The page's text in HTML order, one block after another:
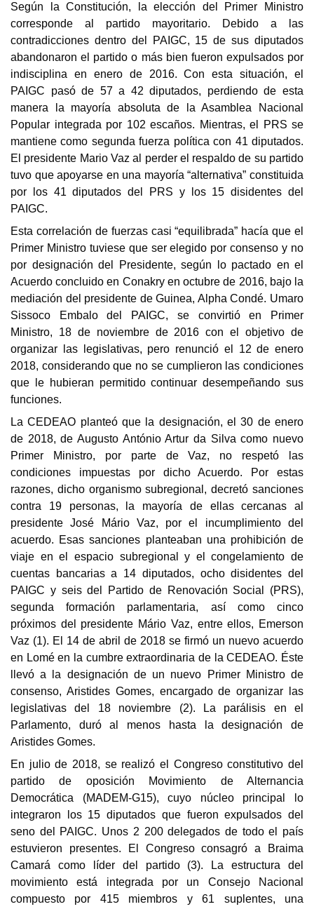
Según la Constitución, la elección del Primer Ministro
corresponde al partido mayoritario. Debido a las
contradicciones dentro del PAIGC, 15 de sus diputados
abandonaron el partido o más bien fueron expulsados por
indisciplina en enero de 2016. Con esta situación, el
PAIGC pasó de 57 a 42 diputados, perdiendo de esta
manera la mayoría absoluta de la Asamblea Nacional
Popular integrada por 102 escaños. Mientras, el PRS se
mantiene como segunda fuerza política con 41 diputados.
El presidente Mario Vaz al perder el respaldo de su partido
tuvo que apoyarse en una mayoría “alternativa” constituida
por los 41 diputados del PRS y los 15 disidentes del
PAIGC.
Esta correlación de fuerzas casi “equilibrada” hacía que el
Primer Ministro tuviese que ser elegido por consenso y no
por designación del Presidente, según lo pactado en el
Acuerdo concluido en Conakry en octubre de 2016, bajo la
mediación del presidente de Guinea, Alpha Condé. Umaro
Sissoco Embalo del PAIGC, se convirtió en Primer
Ministro, 18 de noviembre de 2016 con el objetivo de
organizar las legislativas, pero renunció el 12 de enero
2018, considerando que no se cumplieron las condiciones
que le hubieran permitido continuar desempeñando sus
funciones.
La CEDEAO planteó que la designación, el 30 de enero
de 2018, de Augusto António Artur da Silva como nuevo
Primer Ministro, por parte de Vaz, no respetó las
condiciones impuestas por dicho Acuerdo. Por estas
razones, dicho organismo subregional, decretó sanciones
contra 19 personas, la mayoría de ellas cercanas al
presidente José Mário Vaz, por el incumplimiento del
acuerdo. Esas sanciones planteaban una prohibición de
viaje en el espacio subregional y el congelamiento de
cuentas bancarias a 14 diputados, ocho disidentes del
PAIGC y seis del Partido de Renovación Social (PRS),
segunda formación parlamentaria, así como cinco
próximos del presidente Mário Vaz, entre ellos, Emerson
Vaz (1). El 14 de abril de 2018 se firmó un nuevo acuerdo
en Lomé en la cumbre extraordinaria de la CEDEAO. Éste
llevó a la designación de un nuevo Primer Ministro de
consenso, Aristides Gomes, encargado de organizar las
legislativas del 18 noviembre (2). La parálisis en el
Parlamento, duró al menos hasta la designación de
Aristides Gomes.
En julio de 2018, se realizó el Congreso constitutivo del
partido de oposición
Movimiento de Alternancia
Democrática (MADEM-G15),cuyo núcleo principal lo
integraron los 15 diputados que fueron expulsados del
seno del PAIGC. Unos 2 200 delegados de todo el país
estuvieron presentes. El Congreso consagró a Braima
Camará como líder del partido (3).
La estructura del
movimiento está integrada por un Consejo Nacional
compuesto por 415 miembros y 61 suplentes, una